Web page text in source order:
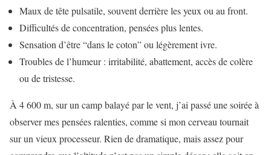
Maux de tête pulsatile, souvent derrière les yeux ou au front.
Difficultés de concentration, pensées plus lentes.
Sensation d’être “dans le coton” ou légèrement ivre.
Troubles de l’humeur : irritabilité, abattement, accès de colère
ou de tristesse.
À 4 600 m, sur un camp balayé par le vent, j’ai passé une soirée à
observer mes pensées ralenties, comme si mon cerveau tournait
sur un vieux processeur. Rien de dramatique, mais assez pour